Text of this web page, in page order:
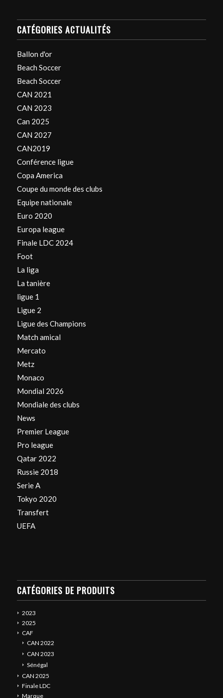
CATÉGORIES ACTUALITÉS
Ballon d'or
Beach Soccer
Beach Soccer
CAN 2021
CAN 2023
Can 2025
CAN 2027
CAN2019
Conférence ligue
Copa America
Coupe du monde des clubs
Equipe nationale
Euro 2020
Europa league
Finale LDC 2024
Foot
La liga
La tanière
ligue 1
Ligue 2
Ligue des Champions
Match amical
Mercato
Metz
Monaco
Mondial 2026
Mondiale des clubs
News
Premier League
Pro league
Qatar 2022
Russie 2018
Serie A
Tokyo 2020
Transfert
UEFA
CATÉGORIES DE PRODUITS
2023
2025
CAF
CAN 2022
CAN 2023
Sénégal
CAN 2025
Finale LDC
Marque